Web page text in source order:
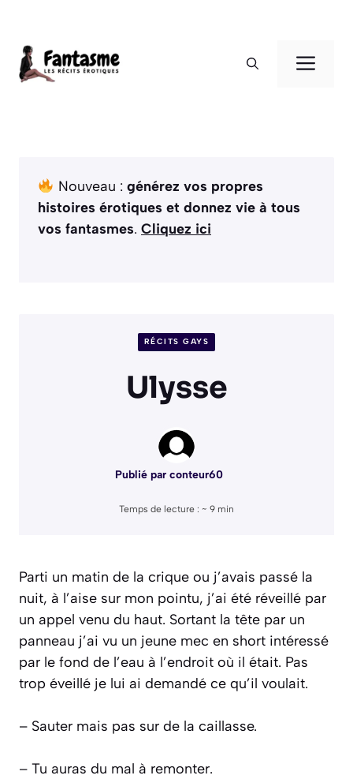
contenu
Nouveau : générez vos propres
histoires érotiques et donnez vie à tous
vos fantasmes. Cliquez ici
RÉCITS GAYS
Ulysse
Publié par conteur60
Temps de lecture : ~ 9 min
Parti un matin de la crique ou j’avais passé la
nuit, à l’aise sur mon pointu, j’ai été réveillé par
un appel venu du haut. Sortant la tête par un
panneau j’ai vu un jeune mec en short intéressé
par le fond de l’eau à l’endroit où il était. Pas
trop éveillé je lui ai demandé ce qu’il voulait.
– Sauter mais pas sur de la caillasse.
– Tu auras du mal à remonter.